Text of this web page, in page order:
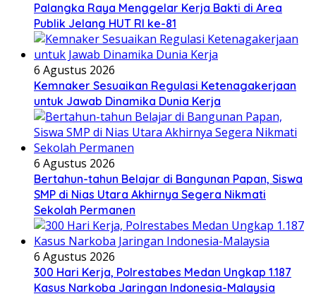
Palangka Raya Menggelar Kerja Bakti di Area
Publik Jelang HUT RI ke-81
6 Agustus 2026
Kemnaker Sesuaikan Regulasi Ketenagakerjaan
untuk Jawab Dinamika Dunia Kerja
6 Agustus 2026
Bertahun-tahun Belajar di Bangunan Papan, Siswa
SMP di Nias Utara Akhirnya Segera Nikmati
Sekolah Permanen
6 Agustus 2026
300 Hari Kerja, Polrestabes Medan Ungkap 1.187
Kasus Narkoba Jaringan Indonesia-Malaysia